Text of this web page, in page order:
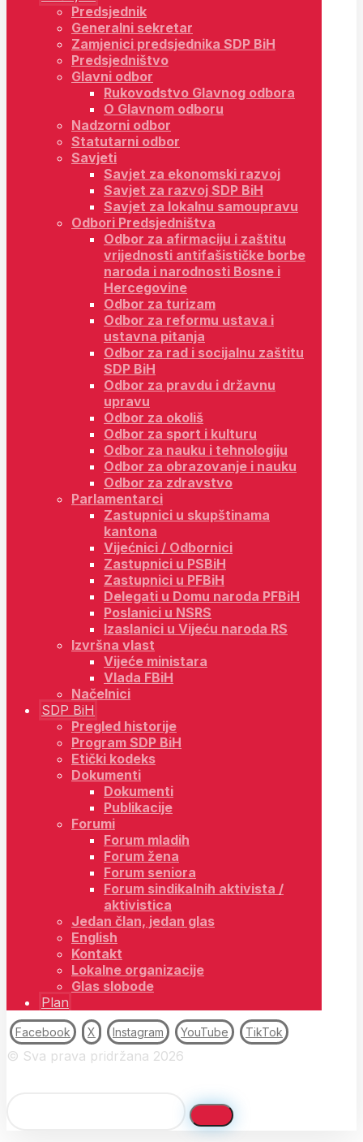
Predsjednik
Generalni sekretar
Zamjenici predsjednika SDP BiH
Predsjedništvo
Glavni odbor
Rukovodstvo Glavnog odbora
O Glavnom odboru
Nadzorni odbor
Statutarni odbor
Savjeti
Savjet za ekonomski razvoj
Savjet za razvoj SDP BiH
Savjet za lokalnu samoupravu
Odbori Predsjedništva
Odbor za afirmaciju i zaštitu
vrijednosti antifašističke borbe
naroda i narodnosti Bosne i
Hercegovine
Odbor za turizam
Odbor za reformu ustava i
ustavna pitanja
Odbor za rad i socijalnu zaštitu
SDP BiH
Odbor za pravdu i državnu
upravu
Odbor za okoliš
Odbor za sport i kulturu
Odbor za nauku i tehnologiju
Odbor za obrazovanje i nauku
Odbor za zdravstvo
Parlamentarci
Zastupnici u skupštinama
kantona
Vijećnici / Odbornici
Zastupnici u PSBiH
Zastupnici u PFBiH
Delegati u Domu naroda PFBiH
Poslanici u NSRS
Izaslanici u Vijeću naroda RS
Izvršna vlast
Vijeće ministara
Vlada FBiH
Načelnici
SDP BiH
Pregled historije
Program SDP BiH
Etički kodeks
Dokumenti
Dokumenti
Publikacije
Forumi
Forum mladih
Forum žena
Forum seniora
Forum sindikalnih aktivista /
aktivistica
Jedan član, jedan glas
English
Kontakt
Lokalne organizacije
Glas slobode
Plan
Facebook X Instagram YouTube TikTok
© Sva prava pridržana 2026